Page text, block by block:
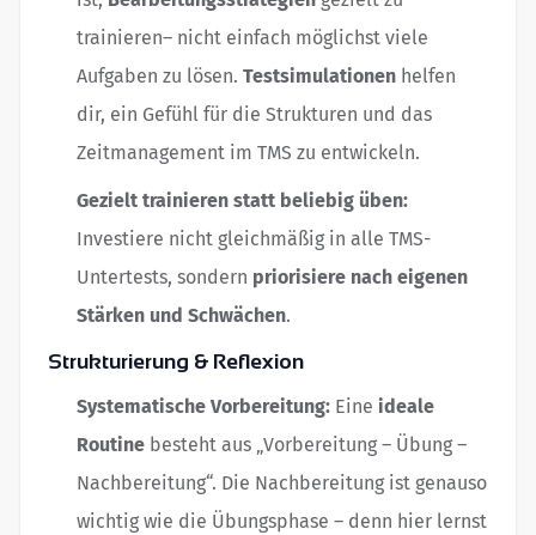
trainieren– nicht einfach möglichst viele
Aufgaben zu lösen. Testsimulationen helfen
dir, ein Gefühl für die Strukturen und das
Zeitmanagement im TMS zu entwickeln.
Gezielt trainieren statt beliebig üben:
Investiere nicht gleichmäßig in alle TMS-
Untertests, sondern priorisiere nach eigenen
Stärken und Schwächen.
Strukturierung & Reflexion
Systematische Vorbereitung: Eine ideale
Routine besteht aus „Vorbereitung – Übung –
Nachbereitung“. Die Nachbereitung ist genauso
wichtig wie die Übungsphase – denn hier lernst